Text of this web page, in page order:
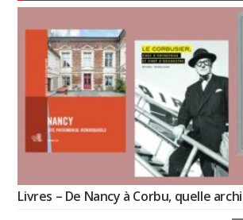
Livres – De Nancy à Corbu, quelle